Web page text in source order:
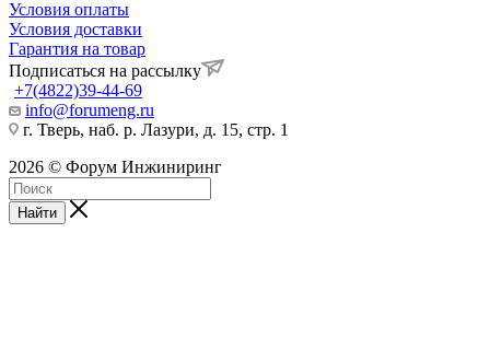
Условия оплаты
Условия доставки
Гарантия на товар
Подписаться на рассылку
+7(4822)39-44-69
info@forumeng.ru
г. Тверь, наб. р. Лазури, д. 15, стр. 1
2026 © Форум Инжиниринг
Найти